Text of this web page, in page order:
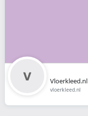
Vloerkleed.nl
vloerkleed.nl